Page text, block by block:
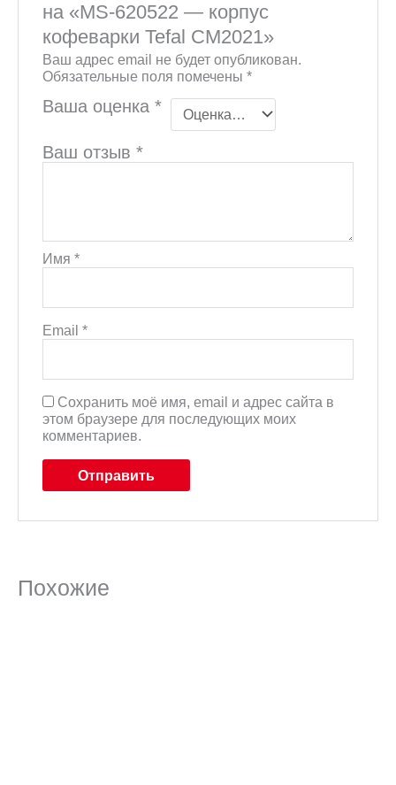
на «MS-620522 — корпус
кофеварки Tefal CM2021»
Ваш адрес email не будет опубликован.
Обязательные поля помечены*
Ваша оценка*
Ваш отзыв*
Имя*
Email*
Сохранить моё имя, email и адрес сайта в
этом браузере для последующих моих
комментариев.
Похожие